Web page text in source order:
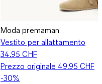
Moda premaman
Vestito per allattamento
34.95 CHF
Prezzo originale 49.95 CHF
-30%